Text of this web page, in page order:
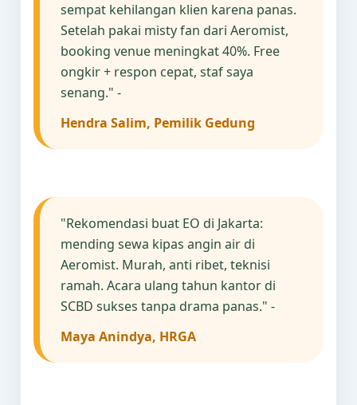
sempat kehilangan klien karena panas.
Setelah pakai misty fan dari Aeromist,
booking venue meningkat 40%. Free
ongkir + respon cepat, staf saya
senang." -
Hendra Salim, Pemilik Gedung
"Rekomendasi buat EO di Jakarta:
mending sewa kipas angin air di
Aeromist. Murah, anti ribet, teknisi
ramah. Acara ulang tahun kantor di
SCBD sukses tanpa drama panas." -
Maya Anindya, HRGA